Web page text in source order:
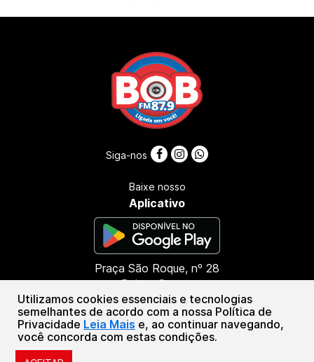
Utilizamos cookies essenciais e tecnologias
semelhantes de acordo com a nossa Política de
Privacidade Leia Mais e, ao continuar navegando,
você concorda com estas condições.
Praça São Roque, nº 28
Bairro: Centro
CEP: 45416-000
Presidente Tancredo Neves - BA
(73) 99987-8790
Siga-nos
Baixe nosso
Aplicativo